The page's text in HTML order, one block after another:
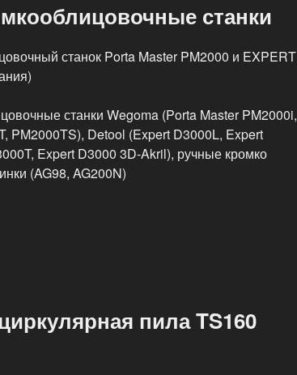
станки
станок Porta Master PM2000 и EXPERT
станки Wegoma (Porta Master PM2000i,
PM2000TS), Detool (Expert D3000L, Expert
Expert D3000 3D-Akril), ручные кромко
(AG98, AG200N)
пила TS160